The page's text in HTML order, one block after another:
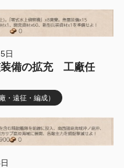
日
装備の拡充 工廠任
・遠征・編成）